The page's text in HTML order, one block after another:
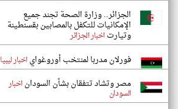
الجزائر.. وزارة الصحة تجند جميع
الإمكانيات للتكفل بالمصابين بقسنطينة
وتيارتاخبار الجزائر
فورلان مدربا لمنتخب أوروغواياخبار ليبيا
مصر وتشاد تتفقان بشأن السوداناخبار
السودان